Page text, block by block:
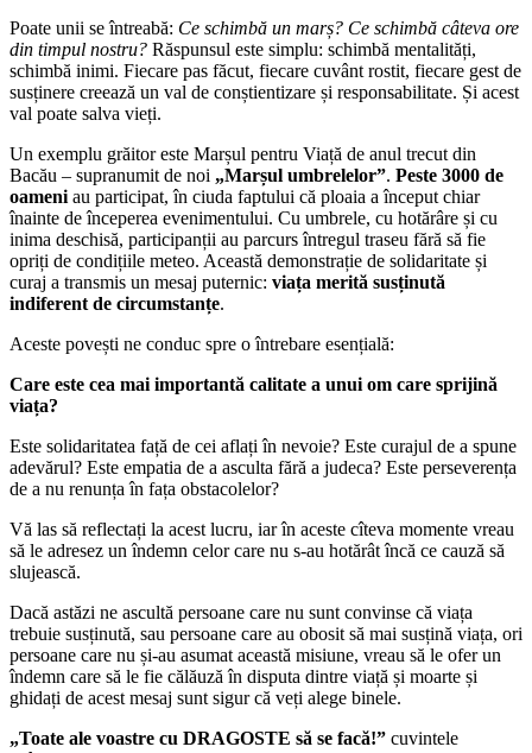
Poate unii se întreabă: Ce schimbă un marș? Ce schimbă câteva ore
din timpul nostru? Răspunsul este simplu: schimbă mentalități,
schimbă inimi. Fiecare pas făcut, fiecare cuvânt rostit, fiecare gest de
susținere creează un val de conștientizare și responsabilitate. Și acest
val poate salva vieți.
Un exemplu grăitor este Marșul pentru Viață de anul trecut din
Bacău – supranumit de noi „Marșul umbrelelor”. Peste 3000 de
oameniau participat, în ciuda faptului că ploaia a început chiar
înainte de începerea evenimentului. Cu umbrele, cu hotărâre și cu
inima deschisă, participanții au parcurs întregul traseu fără să fie
opriți de condițiile meteo. Această demonstrație de solidaritate și
curaj a transmis un mesaj puternic: viața merită susținută
indiferent de circumstanțe.
Aceste povești ne conduc spre o întrebare esențială:
Care este cea mai importantă calitate a unui om care sprijină
viața?
Este solidaritatea față de cei aflați în nevoie? Este curajul de a spune
adevărul? Este empatia de a asculta fără a judeca? Este perseverența
de a nu renunța în fața obstacolelor?
Vă las să reflectați la acest lucru, iar în aceste cîteva momente vreau
să le adresez un îndemn celor care nu s-au hotărât încă ce cauză să
slujească.
Dacă astăzi ne ascultă persoane care nu sunt convinse că viața
trebuie susținută, sau persoane care au obosit să mai susțină viața, ori
persoane care nu și-au asumat această misiune, vreau să le ofer un
îndemn care să le fie călăuză în disputa dintre viață și moarte și
ghidați de acest mesaj sunt sigur că veți alege binele.
„Toate ale voastre cu DRAGOSTE să se facă!” cuvintele